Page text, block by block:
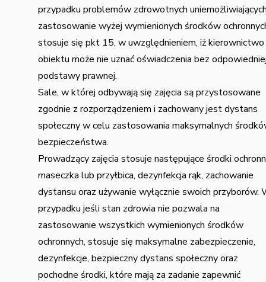
przypadku problemów zdrowotnych
zastosowanie wyżej wymienionych środków
stosuje się pkt 15, w uwzględnieniem, iż kierownictwo
obiektu może nie uznać oświadczenia bez
podstawy prawnej.
Sale, w której odbywają się zajęcia są przystosowane
zgodnie z rozporządzeniem i zachowany jest dystans
społeczny w celu zastosowania maksymalnych
bezpieczeństwa.
Prowadzący zajęcia stosuje następujące środki
maseczka lub przyłbica, dezynfekcja rąk, zachowanie
dystansu oraz używanie wyłącznie swoich przyborów.
przypadku jeśli stan zdrowia nie pozwala na
zastosowanie wszystkich wymienionych środków
ochronnych, stosuje się maksymalne zabezpieczenie,
dezynfekcje, bezpieczny dystans społeczny oraz
pochodne środki, które mają za zadanie zapewnić